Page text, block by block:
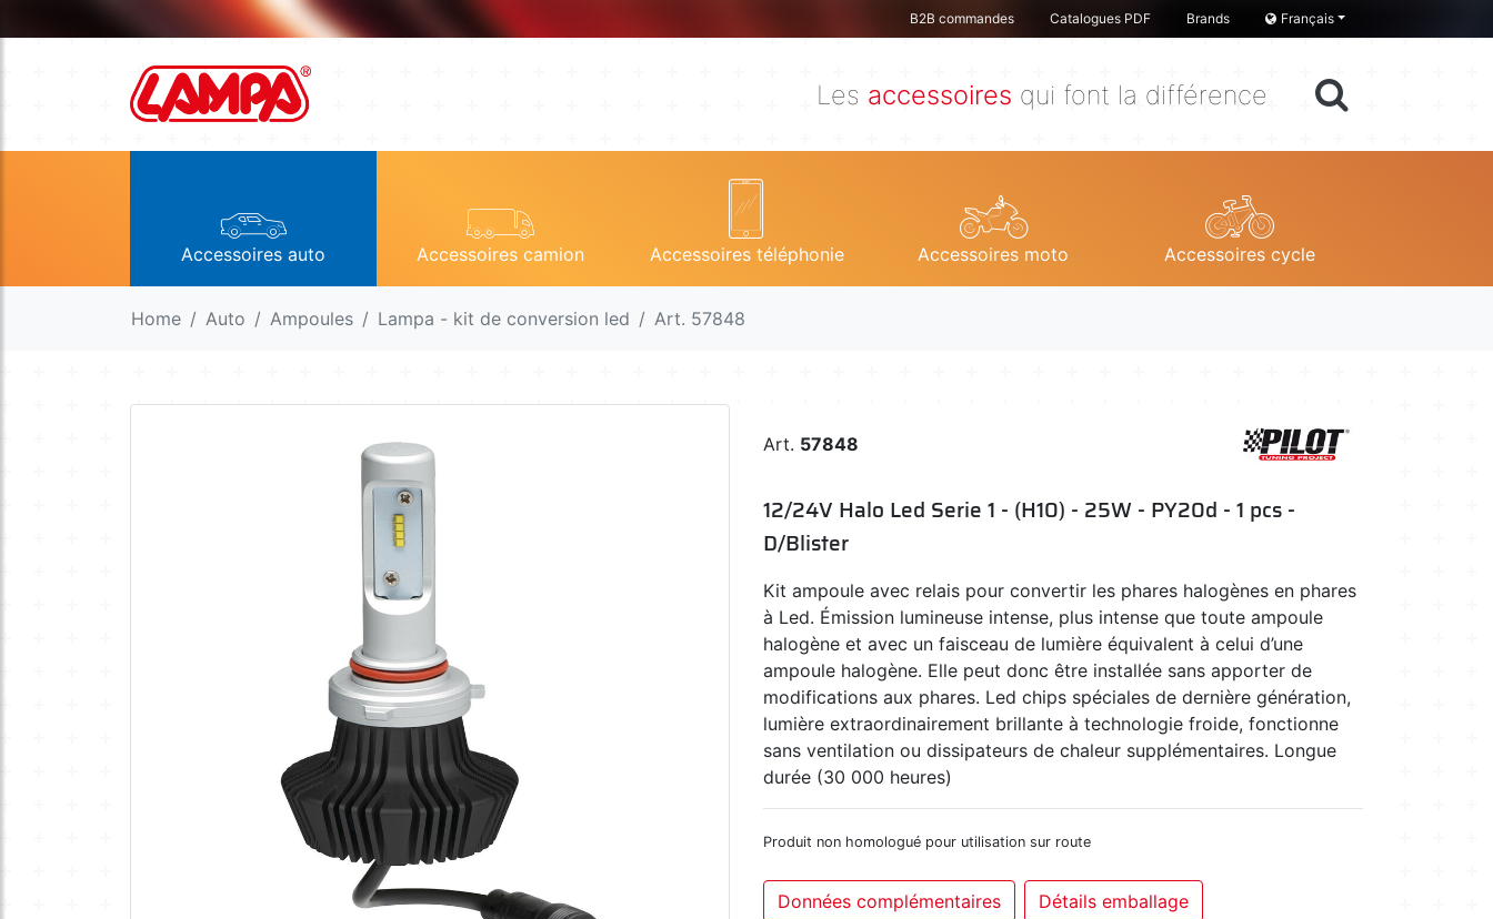
B2B commandes Catalogues PDF Brands Français
Les accessoires qui font la différence
Accessoires auto Accessoires camion Accessoires téléphonie Accessoires moto Accessoires cycle
Home Auto Ampoules Lampa - kit de conversion led Art. 57848
Art. 57848
12/24V Halo Led Serie 1 - (H10) - 25W - PY20d - 1 pcs -
D/Blister
Kit ampoule avec relais pour convertir les phares halogènes en phares
à Led. Émission lumineuse intense, plus intense que toute ampoule
halogène et avec un faisceau de lumière équivalent à celui d’une
ampoule halogène. Elle peut donc être installée sans apporter de
modifications aux phares. Led chips spéciales de dernière génération,
lumière extraordinairement brillante à technologie froide, fonctionne
sans ventilation ou dissipateurs de chaleur supplémentaires. Longue
durée (30 000 heures)
Produit non homologué pour utilisation sur route
Données complémentaires Détails emballage